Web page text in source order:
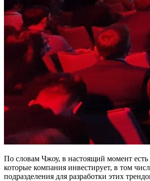
По словам Чжоу, в настоящий момент есть
которые компания инвестирует, в том
подразделения для разработки этих